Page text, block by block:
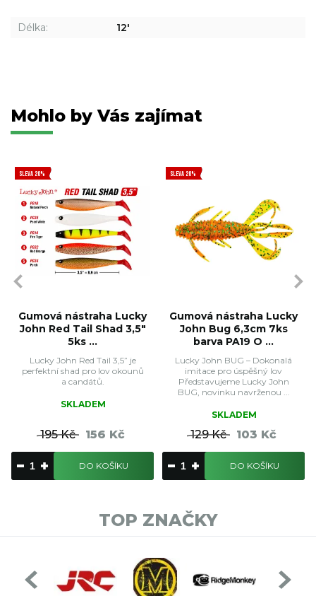
Délka: 12'
Mohlo by Vás zajímat
SLEVA 20%
Gumová nástraha Lucky
John Red Tail Shad 3,5"
5ks ...
Lucky John Red Tail 3,5” je
perfektní shad pro lov okounů
a candátů.
SKLADEM
195 Kč 156 Kč
DO KOŠÍKU
SLEVA 20%
Gumová nástraha Lucky
John Bug 6,3cm 7ks
barva PA19 O ...
Lucky John BUG – Dokonalá
imitace pro úspěšný lov
Představujeme Lucky John
BUG, novinku navrženou ...
SKLADEM
129 Kč 103 Kč
DO KOŠÍKU
TOP ZNAČKY